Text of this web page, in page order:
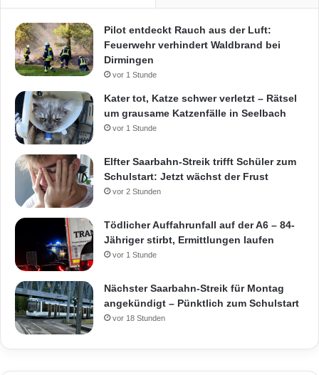
Pilot entdeckt Rauch aus der Luft:
Feuerwehr verhindert Waldbrand bei
Dirmingen
vor 1 Stunde
Kater tot, Katze schwer verletzt – Rätsel
um grausame Katzenfälle in Seelbach
vor 1 Stunde
Elfter Saarbahn-Streik trifft Schüler zum
Schulstart: Jetzt wächst der Frust
vor 2 Stunden
Tödlicher Auffahrunfall auf der A6 – 84-
Jähriger stirbt, Ermittlungen laufen
vor 1 Stunde
Nächster Saarbahn-Streik für Montag
angekündigt – Pünktlich zum Schulstart
vor 18 Stunden